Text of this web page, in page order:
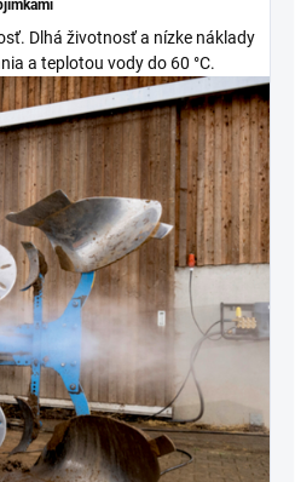
Dlhá životnosť a nízke náklady
a teplotou vody do 60 °C.